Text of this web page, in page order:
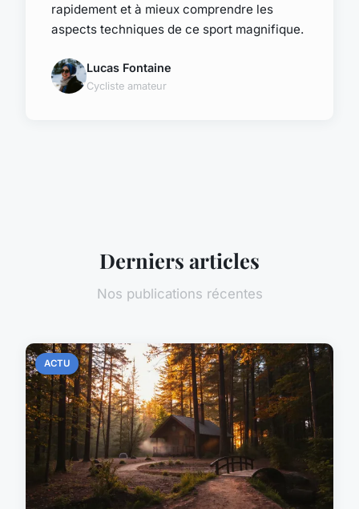
rapidement et à mieux comprendre les
aspects techniques de ce sport magnifique.
Lucas Fontaine
Cycliste amateur
Derniers articles
Nos publications récentes
ACTU